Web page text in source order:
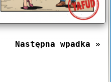
Następna wpadka »